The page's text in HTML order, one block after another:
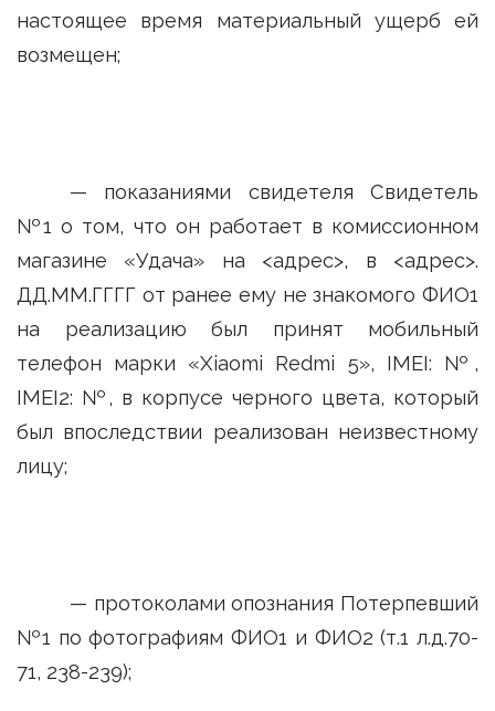
настоящее время материальный ущерб ей
возмещен;
— показаниями свидетеля Свидетель
№1 о том, что он работает в комиссионном
магазине «Удача» на <адрес>, в <адрес>.
ДД.ММ.ГГГГ от ранее ему не знакомого ФИО1
на реализацию был принят мобильный
телефон марки «Xiaomi Redmi 5», IMEI: №,
IMEI2: №, в корпусе черного цвета, который
был впоследствии реализован неизвестному
лицу;
— протоколами опознания Потерпевший
№1 по фотографиям ФИО1 и ФИО2 (т.1 л.д.70-
71, 238-239);